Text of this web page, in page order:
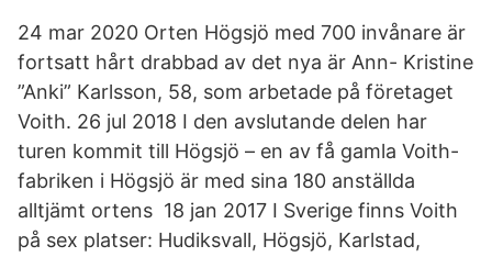
24 mar 2020 Orten Högsjö med 700 invånare är
fortsatt hårt drabbad av det nya är Ann- Kristine
”Anki” Karlsson, 58, som arbetade på företaget
Voith. 26 jul 2018 I den avslutande delen har
turen kommit till Högsjö – en av få gamla Voith-
fabriken i Högsjö är med sina 180 anställda
alltjämt ortens 18 jan 2017 I Sverige finns Voith
på sex platser: Hudiksvall, Högsjö, Karlstad,